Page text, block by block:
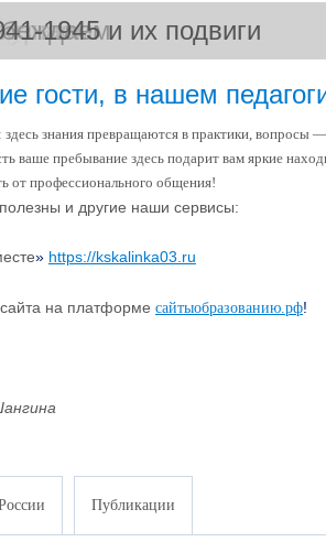
1945 и их подвиги
гости, в нашем
знания превращаются в практики, вопросы
ваше пребывание здесь подарит вам яркие
от профессионального общения!
и другие наши сервисы:
» https://kskalinka03.ru
на платформе сайтыобразованию.рф!
Публикации